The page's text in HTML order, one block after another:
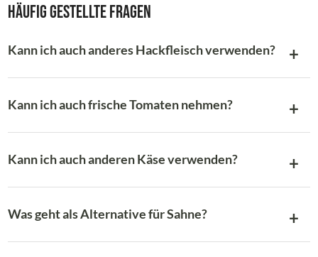
Häufig gestellte Fragen
Kann ich auch anderes Hackfleisch verwenden?
Kann ich auch frische Tomaten nehmen?
Kann ich auch anderen Käse verwenden?
Was geht als Alternative für Sahne?